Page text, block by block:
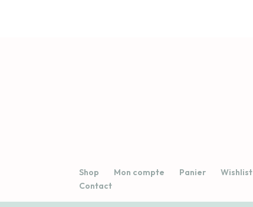
Shop Mon compte Panier Wishlist
Contact